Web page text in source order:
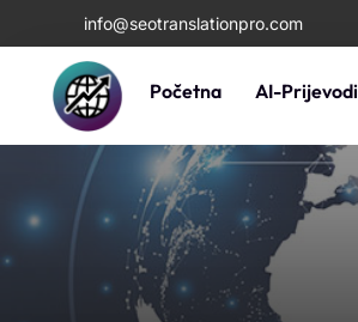
info@seotranslationpro.com
Početna AI-Prijevodi